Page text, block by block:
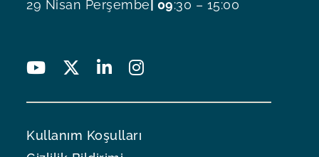
29 Nisan Perşembe| 09:30 – 15:00
Kullanım Koşulları